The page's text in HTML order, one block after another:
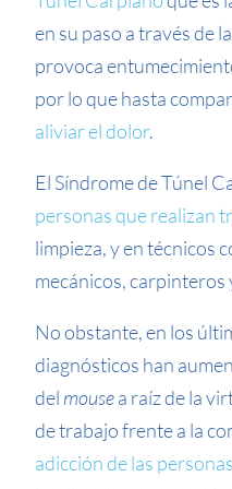
en su paso a través de
provoca
por lo que hasta
aliviar el dolor.
El Síndrome de Túnel
personas que realizan
limpieza, y en técnicos
mecánicos, carpinteros
No obstante, en los
diagnósticos han
del mousea raíz de la
de trabajo frente a la
adicción de las